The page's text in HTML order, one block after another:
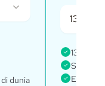
dunia
135000
Semua
Every